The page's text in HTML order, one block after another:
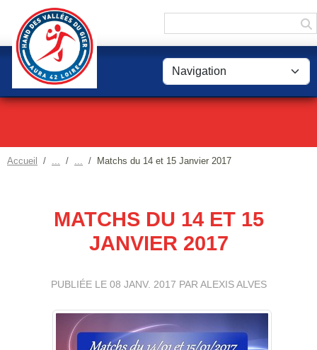
Accueil Matchs du 14 et 15 Janvier 2017
MATCHS DU 14 ET 15
JANVIER 2017
PUBLIÉE LE 08 JANV. 2017 PAR ALEXIS ALVES
Panneau de gestion des cookies